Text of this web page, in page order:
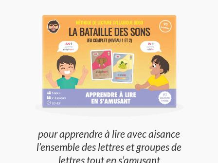
pour apprendre à lire avec aisance
l’ensemble des lettres et groupes de
lettres tout en s’amusant